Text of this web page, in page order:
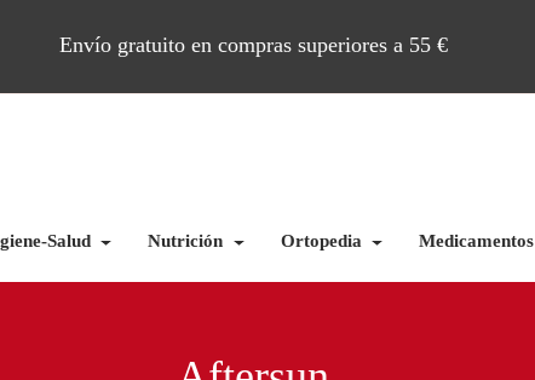
Envío gratuito en compras superiores a 55 €
Salud Nutrición Ortopedia Medicamentos